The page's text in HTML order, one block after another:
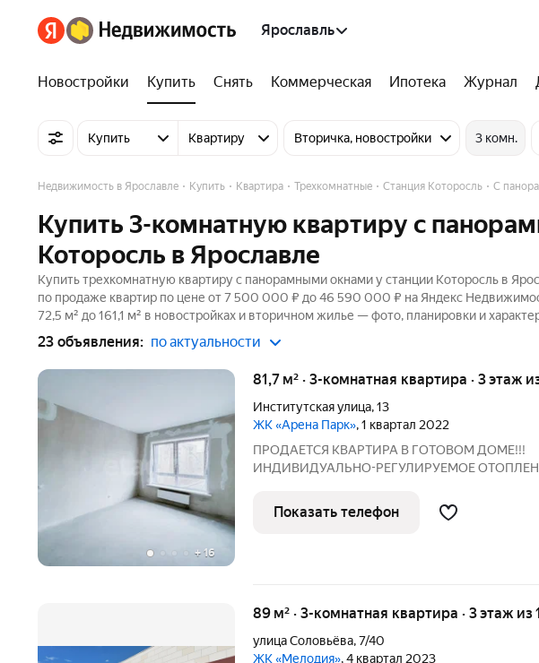
Ярославль
Новостройки Купить Снять Коммерческая Ипотека Журнал
Купить Квартиру Вторичка, новостройки 3 комн.
Недвижимость в Ярославле Купить Квартира Трехкомнатные Станция Которосль С
Купить 3-комнатную квартиру с
Которосль в Ярославле
Купить трехкомнатную квартиру с панорамными окнами у станции Которосль в
по продаже квартир по цене от 7 500 000 ₽ до 46 590 000 ₽ на Яндекс
72,5 м² до 161,1 м² в новостройках и вторичном жилье — фото, планировки и
23 объявления: по актуальности
+ 16
81,7 м² · 3-комнатная квартира · 3 этаж
Институтская улица,13
ЖК «Арена Парк», 1 квартал 2022
ПРОДАЕТСЯ КВАРТИРА В ГОТОВОМ ДОМЕ!!!
ИНДИВИДУАЛЬНО-РЕГУЛИРУЕМОЕ
большие окна -просторная кухня в 14кв.м. -три
-просторный коридор -раздельный санузел
Показать телефон
89 м² · 3-комнатная квартира · 3 этаж из
улица Соловьёва,7/40
ЖК «Мелодия», 4 квартал 2023